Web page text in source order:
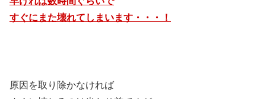
すぐにまた壊れてしまいます・・・！
原因を取り除かなければ